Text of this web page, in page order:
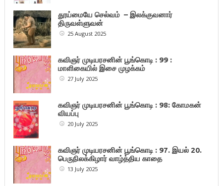
தூய்மையே செல்வம் – இலக்குவனார்
திருவள்ளுவன்
25 August 2025
கவிஞர் முடியரசனின் பூங்கொடி : 99 :
மாளிகையில் இசை முழக்கம்
27 July 2025
கவிஞர் முடியரசனின் பூங்கொடி : 98: கோமகன்
வியப்பு
20 July 2025
கவிஞர் முடியரசனின் பூங்கொடி : 97. இயல் 20.
பெருநிலக்கிழார் வாழ்த்திய காதை
13 July 2025